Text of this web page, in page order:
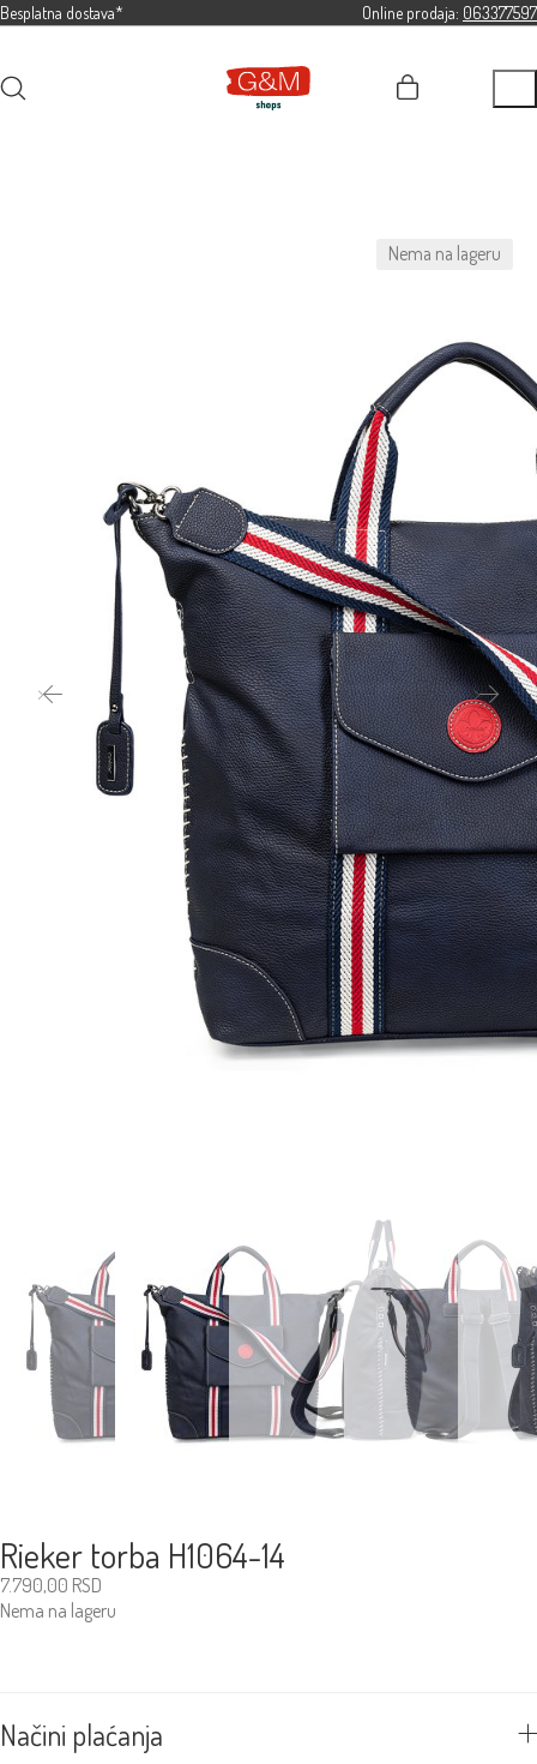
Besplatna dostava* Online prodaja: 063377597
Nema na lageru
Rieker torba H1064-14
7.790,00 RSD
Nema na lageru
Načini plaćanja